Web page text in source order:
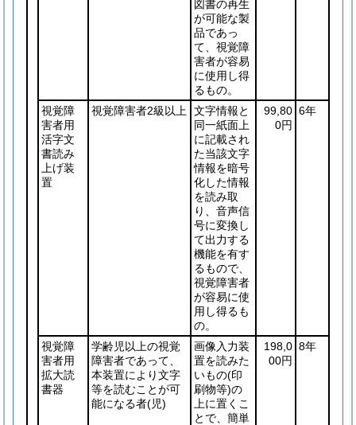
図書の再生
が可能な製
品であっ
て、視覚障
害者が容易
に使用し得
るもの。
視覚障
害者用
活字文
書読み
上げ装
置
視覚障害者2級以上
文字情報と
同一紙面上
に記載され
た当該文字
情報を暗号
化した情報
を読み取
り、音声信
号に変換し
て出力する
機能を有す
るもので、
視覚障害者
が容易に使
用し得るも
の。
99,80
0円
6年
視覚障
害者用
拡大読
書器
学齢児以上の視覚
障害者であって、
本装置により文字
等を読むことが可
能になる者(児)
画像入力装
置を読みた
いもの(印
刷物等)の
上に置くこ
とで、簡単
198,0
00円
8年